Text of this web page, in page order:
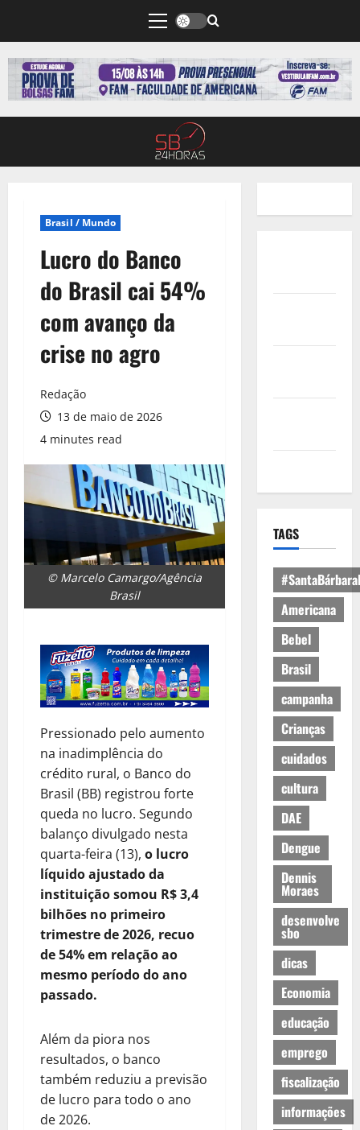
Brasil / Mundo
Lucro do Banco
do Brasil cai 54%
com avanço da
crise no agro
Redação
13 de maio de 2026
4 minutes read
© Marcelo Camargo/Agência
Brasil
Pressionado pelo aumento
na inadimplência do
crédito rural, o Banco do
Brasil (BB) registrou forte
queda no lucro. Segundo
balanço divulgado nesta
quarta-feira (13), o lucro
líquido ajustado da
instituição somou R$ 3,4
bilhões no primeiro
trimestre de 2026, recuo
de 54% em relação ao
mesmo período do ano
passado.
Além da piora nos
resultados, o banco
também reduziu a previsão
de lucro para todo o ano
de 2026.
TAGS
Americana
Bebel
Brasil
campanha
Crianças
cuidados
cultura
DAE
Dengue
Dennis
Moraes
desenvolve
sbo
dicas
Economia
educação
emprego
fiscalização
informações